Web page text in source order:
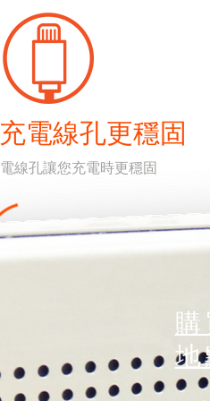
充電線孔更穩固
電線孔讓您充電時更穩固